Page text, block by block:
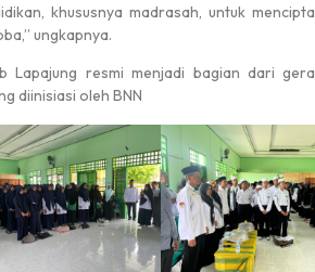
khususnya madrasah, untuk
ungkapnya.
Lapajung resmi menjadi bagian dari
diinisiasi oleh BNN